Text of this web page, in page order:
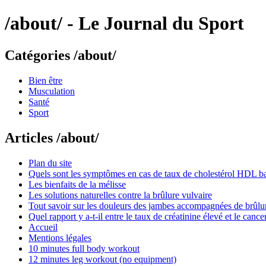
/about/ - Le Journal du Sport
Catégories /about/
Bien être
Musculation
Santé
Sport
Articles /about/
Plan du site
Quels sont les symptômes en cas de taux de cholestérol HDL
Les bienfaits de la mélisse
Les solutions naturelles contre la brûlure vulvaire
Tout savoir sur les douleurs des jambes accompagnées de
Quel rapport y a-t-il entre le taux de créatinine élevé et le
Accueil
Mentions légales
10 minutes full body workout
12 minutes leg workout (no equipment)